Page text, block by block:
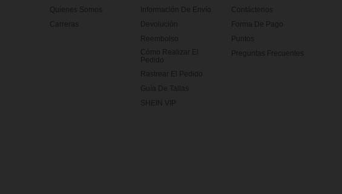
Quienes Somos
Carreras
Información De Envío
Devolución
Reembolso
Cómo Realizar El
Pedido
Rastrear El Pedido
Guía De Tallas
SHEIN VIP
Contáctenos
Forma De Pago
Puntos
Preguntas Frecuentes